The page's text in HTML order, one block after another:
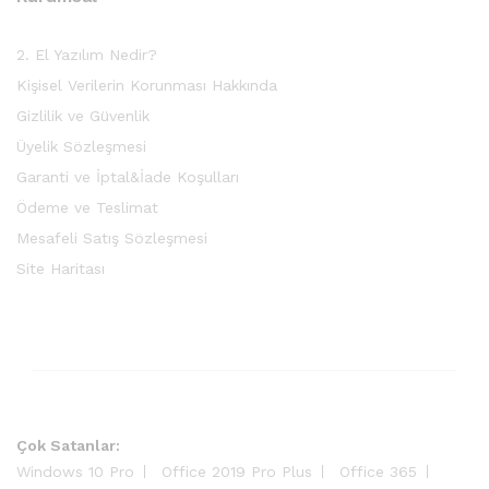
2. El Yazılım Nedir?
Kişisel Verilerin Korunması Hakkında
Gizlilik ve Güvenlik
Üyelik Sözleşmesi
Garanti ve İptal&İade Koşulları
Ödeme ve Teslimat
Mesafeli Satış Sözleşmesi
Site Haritası
Çok Satanlar:
Windows 10 Pro
Office 2019 Pro Plus
Office 365